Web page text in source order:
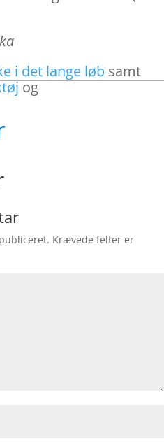
i det lange løb samt
og
Krævede felter er